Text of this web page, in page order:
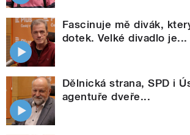
Fascinuje mě divák,
dotek. Velké divadlo je...
Dělnická strana, SPD i
agentuře dveře...